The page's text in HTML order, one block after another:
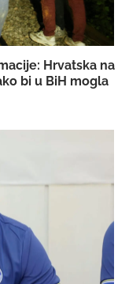
Hrvatska na
bi u BiH mogla